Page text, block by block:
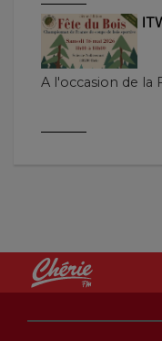
A l'occasion de la